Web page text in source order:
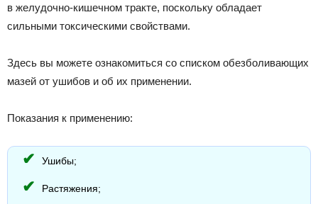
в желудочно-кишечном тракте, поскольку обладает
сильными токсическими свойствами.
Здесь вы можете ознакомиться со списком обезболивающих
мазей от ушибов и об их применении.
Показания к применению:
Ушибы;
Растяжения;